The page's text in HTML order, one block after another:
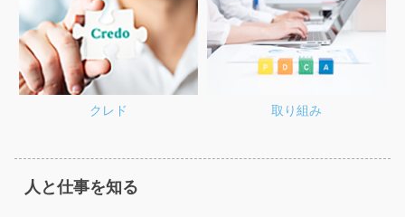
クレド 取り組み
人と仕事を知る